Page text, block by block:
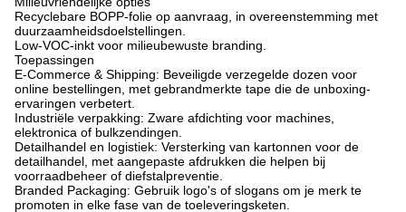
Recyclebare BOPP-folie op aanvraag, in overeenstemming met
duurzaamheidsdoelstellingen.
Low-VOC-inkt voor milieubewuste branding.
Toepassingen
E-Commerce & Shipping: Beveiligde verzegelde dozen voor
online bestellingen, met gebrandmerkte tape die de unboxing-
ervaringen verbetert.
Industriële verpakking: Zware afdichting voor machines,
elektronica of bulkzendingen.
Detailhandel en logistiek: Versterking van kartonnen voor de
detailhandel, met aangepaste afdrukken die helpen bij
voorraadbeheer of diefstalpreventie.
Branded Packaging: Gebruik logo's of slogans om je merk te
promoten in elke fase van de toeleveringsketen.